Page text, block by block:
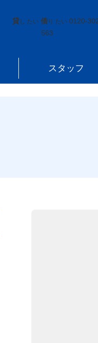
貸し たい 借り たい 0120-
563
スタッフ